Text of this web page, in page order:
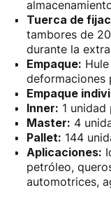
Tuerca de
tambores de
durante la
Empaque:
deformaciones
Empaque
Inner: 1
Master: 4
Pallet: 144
Aplicaciones:
petróleo,
automotrices,